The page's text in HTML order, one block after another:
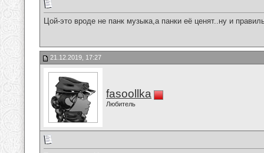
Цой-это вроде не панк музыка,а панки её ценят..ну и
21.12.2019, 17:27
fasoollka
Любитель